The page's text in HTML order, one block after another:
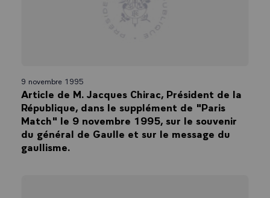
9 novembre 1995
Article de M. Jacques Chirac, Président de la
République, dans le supplément de "Paris
Match" le 9 novembre 1995, sur le souvenir
du général de Gaulle et sur le message du
gaullisme.